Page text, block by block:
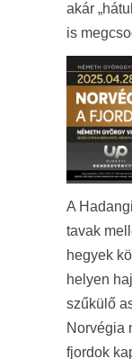
akár
is
A
tavak
hegyek
helyen
szűkülő
Norvégia
fjordok